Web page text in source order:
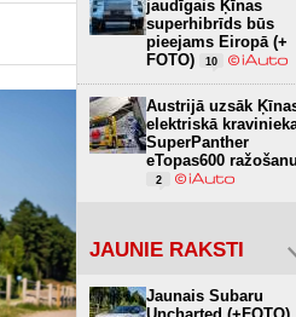
jaudīgais Ķīnas
superhibrīds būs
pieejams Eiropā (+
FOTO)
10
Austrijā uzsāk
elektriskā
SuperPanther
eTopas600 ražošanu
2
JAUNIE RAKSTI
Jaunais Subaru